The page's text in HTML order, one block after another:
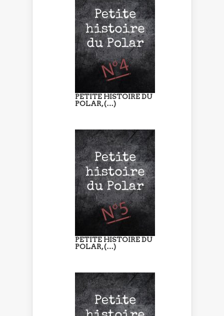
PETITE HISTOIRE DU
POLAR, (…)
PETITE HISTOIRE DU
POLAR, (…)